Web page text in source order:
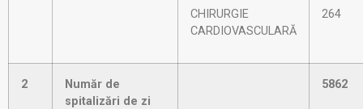
CHIRURGIE
CARDIOVASCULARĂ
264
2
Număr de
spitalizări de zi
5862